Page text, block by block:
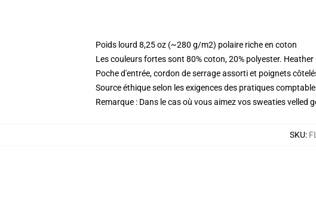
Poids lourd 8,25 oz (~280 g/m2) polaire riche en coton
Les couleurs fortes sont 80% coton, 20% polyester.
Poche d'entrée, cordon de serrage assorti et poignets
Source éthique selon les exigences des pratiques
Remarque : Dans le cas où vous aimez vos sweaties velled
SKU: